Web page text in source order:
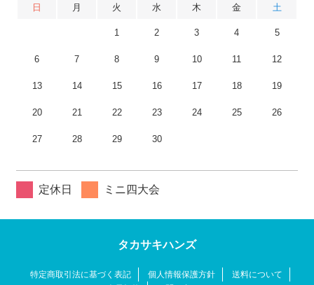
日 月 火 水 木 金 土
1 2 3 4 5
6 7 8 9 10 11 12
13 14 15 16 17 18 19
20 21 22 23 24 25 26
27 28 29 30
定休日 ミニ四大会
タカサキハンズ
特定商取引法に基づく表記 個人情報保護方針
送料について